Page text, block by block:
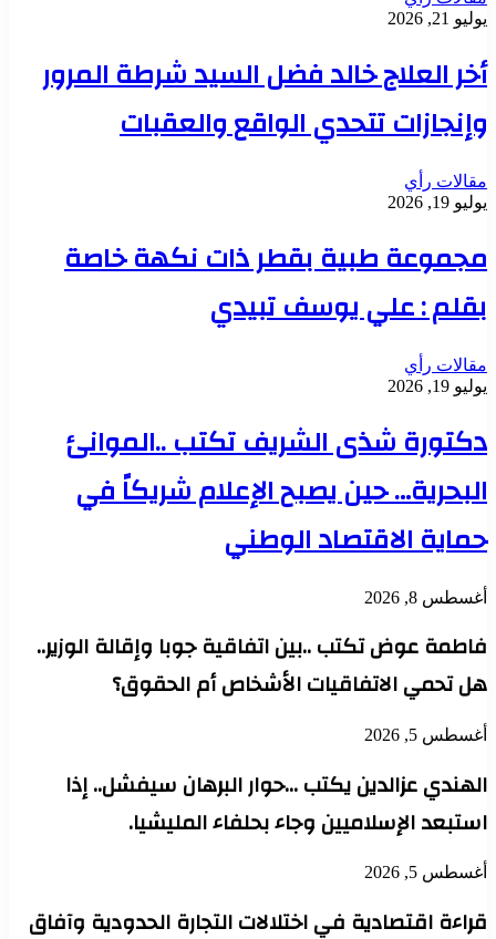
يوليو 21, 2026
أخر العلاج خالد فضل السيد شرطة المرور
وإنجازات تتحدي الواقع والعقبات
مقالات رأي
يوليو 19, 2026
مجموعة طبية بقطر ذات نكهة خاصة
بقلم : علي يوسف تبيدي
مقالات رأي
يوليو 19, 2026
دكتورة شذى الشريف تكتب ..الموانئ
البحرية… حين يصبح الإعلام شريكاً في
حماية الاقتصاد الوطني
أغسطس 8, 2026
فاطمة عوض تكتب ..بين اتفاقية جوبا وإقالة الوزير..
هل تحمي الاتفاقيات الأشخاص أم الحقوق؟
أغسطس 5, 2026
الهندي عزالدين يكتب …حوار البرهان سيفشل.. إذا
استبعد الإسلاميين وجاء بحلفاء المليشيا.
أغسطس 5, 2026
قراءة اقتصادية في اختلالات التجارة الحدودية وآفاق